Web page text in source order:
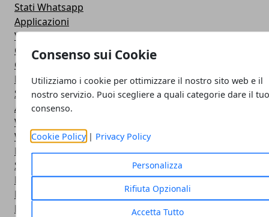
Consenso sui Cookie
Utilizziamo i cookie per ottimizzare il nostro sito web e il
nostro servizio. Puoi scegliere a quali categorie dare il
consenso.
Cookie Policy | Privacy Policy
Personalizza
Rifiuta Opzionali
Accetta Tutto
Stati Whatsapp
Applicazioni
Viaggi
Galaxy Note 5
Google Play
Fotografia
Stile di vita
Antivirus
Widget Orologio
Widget Meteo
Ricezione WiFi
Sport
Meteo
Rooting
Emulazione